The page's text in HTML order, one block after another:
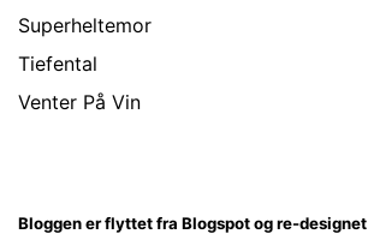
Superheltemor
Tiefental
Venter På Vin
Bloggen er flyttet fra Blogspot og re-designet